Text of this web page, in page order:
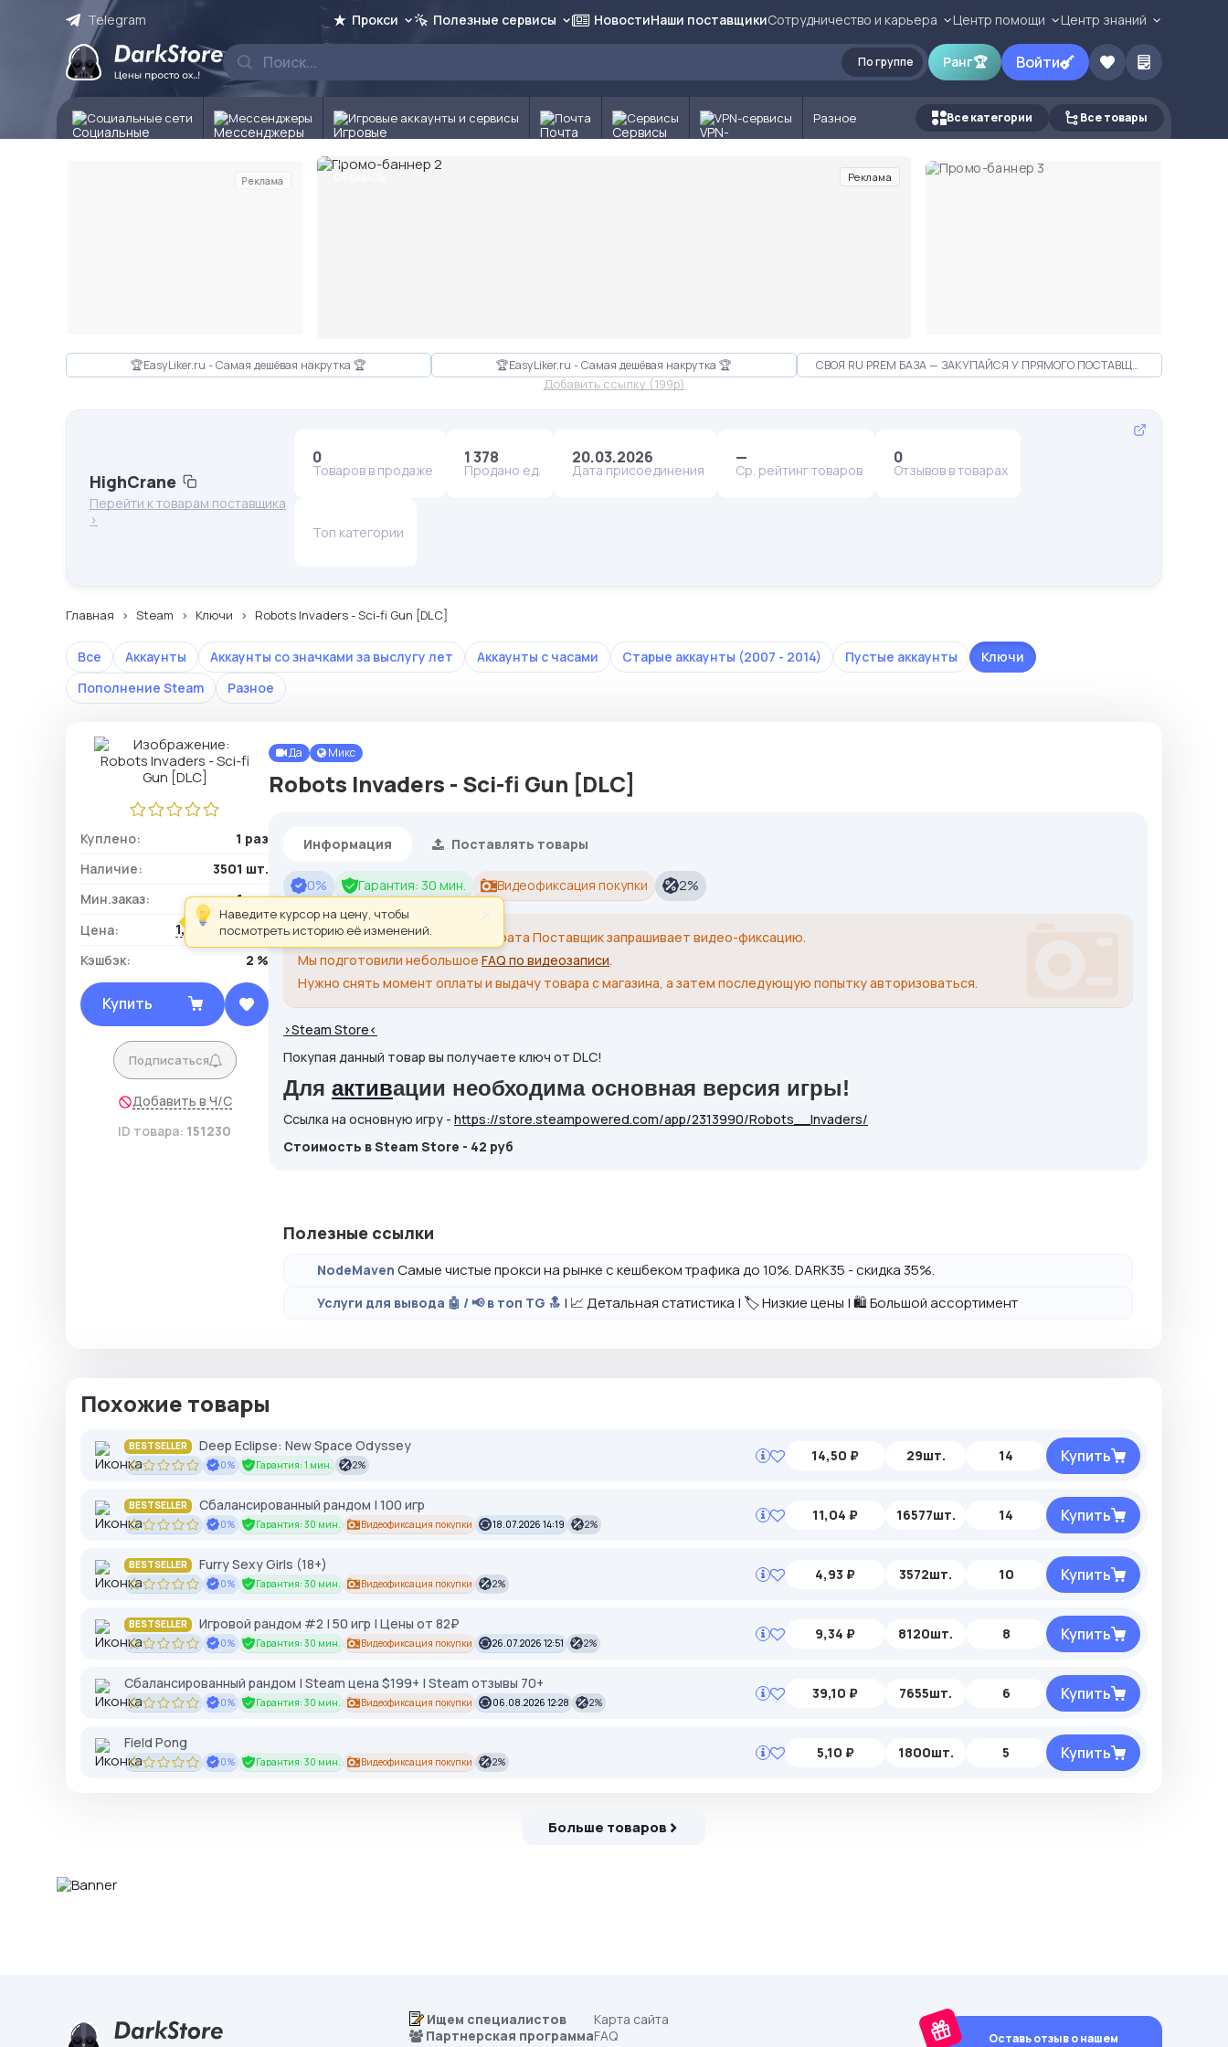
Telegram Прокси Полезные сервисы НовостиНаши поставщикиСотрудничество и карьера Центр помощи Центр знаний
По группе Ранг🏆 Войти
Социальные сети Мессенджеры Игровые аккаунты и сервисы Почта Сервисы VPN-сервисы Разное Все категории Все товары
Реклама Реклама
🏆EasyLiker.ru - Самая дешёвая накрутка 🏆 🏆EasyLiker.ru - Самая дешёвая накрутка 🏆 СВОЯ RU PREM БАЗА — ЗАКУПАЙСЯ У ПРЯМОГО ПОСТАВЩИКА
Добавить ссылку (199p)
HighCrane
Перейти к товарам поставщика
>
0
Товаров в продаже
1 378
Продано ед.
20.03.2026
Дата присоединения
—
Ср. рейтинг товаров
0
Отзывов в товарах
Топ категории
Главная Steam Ключи Robots Invaders - Sci-fi Gun [DLC]
Все Аккаунты Аккаунты со значками за выслугу лет Аккаунты с часами Старые аккаунты (2007 - 2014) Пустые аккаунты
Ключи
Пополнение Steam
Разное
Куплено:
1 раз
Наличие:
3501 шт.
Мин.заказ:
1 шт.
Цена:
1,40 ₽ / шт.
Кэшбэк:
2 %
Купить
Подписаться
Добавить в Ч/С
ID товара: 151230
Да Микс
Robots Invaders - Sci-fi Gun [DLC]
Информация Поставлять товары
0% Гарантия: 30 мин. Видеофиксация покупки 2%
Для произведения замены/возврата Поставщик запрашивает видео-фиксацию.
Мы подготовили небольшое FAQ по видеозаписи.
Нужно снять момент оплаты и выдачу товара с магазина, а затем последующую попытку авторизоваться.
>Steam Store<
Покупая данный товар вы получаете ключ от DLC!
Для активации необходима основная версия игры!
Ссылка на основную игру - https://store.steampowered.com/app/2313990/Robots__Invaders/
Cтоимость в Steam Store - 42 pуб
Полезные ссылки
NodeMaven Самые чистые прокси на рынке с кешбеком трафика до 10%. DARK35 - скидка 35%.
Услуги для вывода 🤖 / 📢 в топ TG 🔝 | 📈 Детальная статистика | 🏷️ Низкие цены | 🛍️ Большой ассортимент
Похожие товары
BESTSELLER Deep Eclipse: New Space Odyssey
0% Гарантия: 1 мин. 2%
14,50 ₽ 29шт. 14 Купить
BESTSELLER Сбалансированный рандом | 100 игр
0% Гарантия: 30 мин. Видеофиксация покупки 18.07.2026 14:19 2%
11,04 ₽ 16577шт. 14 Купить
BESTSELLER Furry Sexy Girls (18+)
0% Гарантия: 30 мин. Видеофиксация покупки 2%
4,93 ₽ 3572шт. 10 Купить
BESTSELLER Игровой рандом #2 | 50 игр | Цены от 82₽
0% Гарантия: 30 мин. Видеофиксация покупки 26.07.2026 12:51 2%
9,34 ₽ 8120шт. 8 Купить
Сбалансированный рандом | Steam цена $199+ | Steam отзывы 70+
0% Гарантия: 30 мин. Видеофиксация покупки 06.08.2026 12:28 2%
39,10 ₽ 7655шт. 6 Купить
Field Pong
0% Гарантия: 30 мин. Видеофиксация покупки 2%
5,10 ₽ 1800шт. 5 Купить
Больше товаров
Ищем специалистов
Партнерская программа
Карта сайта
FAQ
Оставь отзыв о нашем
Наведите курсор на цену, чтобы
посмотреть историю её изменений.